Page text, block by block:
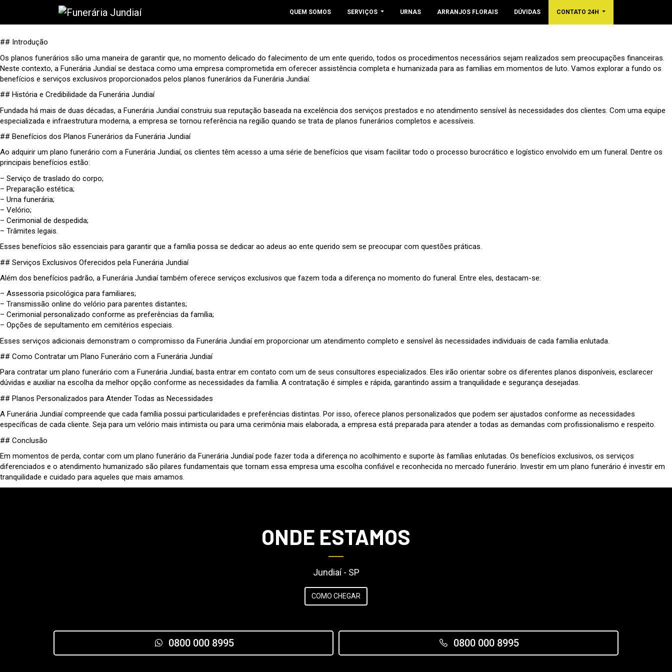
QUEM SOMOS SERVIÇOS URNAS ARRANJOS FLORAIS DÚVIDAS CONTATO 24H
## Introdução
Os planos funerários são uma maneira de garantir que, no momento delicado do falecimento de um ente querido, todos os procedimentos necessários sejam realizados sem preocupações financeiras.
Neste contexto, a Funerária Jundiaí se destaca como uma empresa comprometida em oferecer assistência completa e humanizada para as famílias em momentos de luto. Vamos explorar a fundo os
benefícios e serviços exclusivos proporcionados pelos planos funerários da Funerária Jundiaí.
## História e Credibilidade da Funerária Jundiaí
Fundada há mais de duas décadas, a Funerária Jundiaí construiu sua reputação baseada na excelência dos serviços prestados e no atendimento sensível às necessidades dos clientes. Com uma equipe
especializada e infraestrutura moderna, a empresa se tornou referência na região quando se trata de planos funerários completos e acessíveis.
## Benefícios dos Planos Funerários da Funerária Jundiaí
Ao adquirir um plano funerário com a Funerária Jundiaí, os clientes têm acesso a uma série de benefícios que visam facilitar todo o processo burocrático e logístico envolvido em um funeral. Dentre os
principais benefícios estão:
– Serviço de traslado do corpo;
– Preparação estética;
– Urna funerária;
– Velório;
– Cerimonial de despedida;
– Trâmites legais.
Esses benefícios são essenciais para garantir que a família possa se dedicar ao adeus ao ente querido sem se preocupar com questões práticas.
## Serviços Exclusivos Oferecidos pela Funerária Jundiaí
Além dos benefícios padrão, a Funerária Jundiaí também oferece serviços exclusivos que fazem toda a diferença no momento do funeral. Entre eles, destacam-se:
– Assessoria psicológica para familiares;
– Transmissão online do velório para parentes distantes;
– Cerimonial personalizado conforme as preferências da família;
– Opções de sepultamento em cemitérios especiais.
Esses serviços adicionais demonstram o compromisso da Funerária Jundiaí em proporcionar um atendimento completo e sensível às necessidades individuais de cada família enlutada.
## Como Contratar um Plano Funerário com a Funerária Jundiaí
Para contratar um plano funerário com a Funerária Jundiaí, basta entrar em contato com um de seus consultores especializados. Eles irão orientar sobre os diferentes planos disponíveis, esclarecer
dúvidas e auxiliar na escolha da melhor opção conforme as necessidades da família. A contratação é simples e rápida, garantindo assim a tranquilidade e segurança desejadas.
## Planos Personalizados para Atender Todas as Necessidades
A Funerária Jundiaí compreende que cada família possui particularidades e preferências distintas. Por isso, oferece planos personalizados que podem ser ajustados conforme as necessidades
específicas de cada cliente. Seja para um velório mais intimista ou para uma cerimônia mais elaborada, a empresa está preparada para atender a todas as demandas com profissionalismo e respeito.
## Conclusão
Em momentos de perda, contar com um plano funerário da Funerária Jundiaí pode fazer toda a diferença no acolhimento e suporte às famílias enlutadas. Os benefícios exclusivos, os serviços
diferenciados e o atendimento humanizado são pilares fundamentais que tornam essa empresa uma escolha confiável e reconhecida no mercado funerário. Investir em um plano funerário é investir em
tranquilidade e cuidado para aqueles que mais amamos.
ONDE ESTAMOS
Jundiaí - SP
COMO CHEGAR
0800 000 8995 0800 000 8995